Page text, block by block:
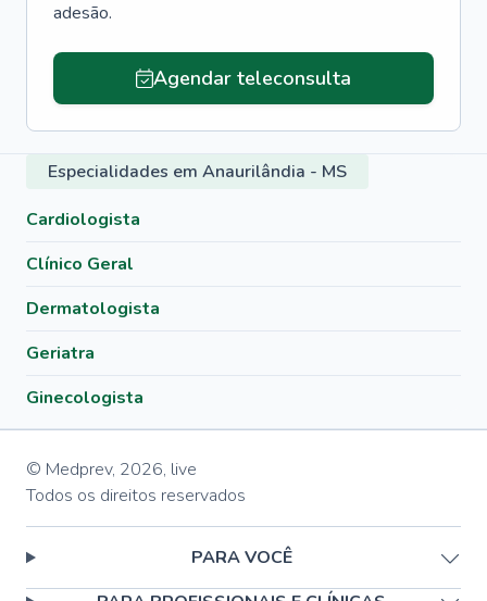
adesão.
Agendar teleconsulta
Especialidades em Anaurilândia - MS
Cardiologista
Clínico Geral
Dermatologista
Geriatra
Ginecologista
© Medprev, 2026, live
Todos os direitos reservados
PARA VOCÊ